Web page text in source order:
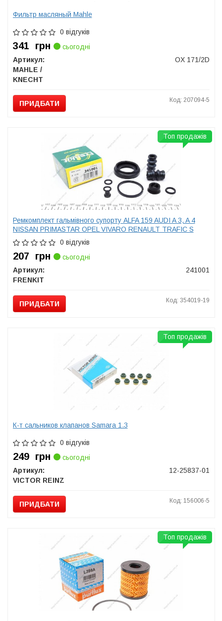
Фильтр масляный Mahle
0 відгуків
341 грн
сьогодні
Артикул:
OX 171/2D
MAHLE /
KNECHT
ПРИДБАТИ Код: 207094-5
Ремкомплект гальмівного супорту ALFA 159 AUDI A 3, A 4
NISSAN PRIMASTAR OPEL VIVARO RENAULT TRAFIC S
0 відгуків
207 грн
сьогодні
Артикул:
241001
FRENKIT
ПРИДБАТИ Код: 354019-19
Топ продажів
К-т сальников клапанов Samara 1.3
0 відгуків
249 грн
сьогодні
Артикул:
12-25837-01
VICTOR REINZ
ПРИДБАТИ Код: 156006-5
Топ продажів
Топ продажів